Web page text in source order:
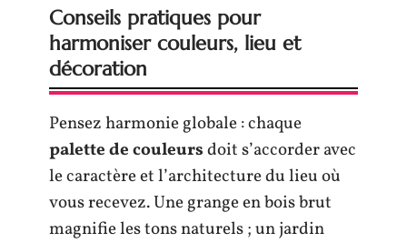
Conseils pratiques pour
harmoniser couleurs, lieu et
décoration
Pensez harmonie globale : chaque
palette de couleursdoit s’accorder avec
le caractère et l’architecture du lieu où
vous recevez. Une grange en bois brut
magnifie les tons naturels ; un jardin